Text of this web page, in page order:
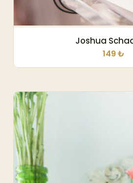
Joshua
149 ₺